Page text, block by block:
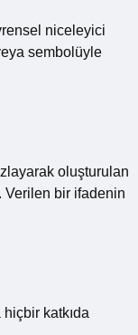
niceleyici
sembolüyle
oluşturulan
Verilen bir ifadenin
katkıda